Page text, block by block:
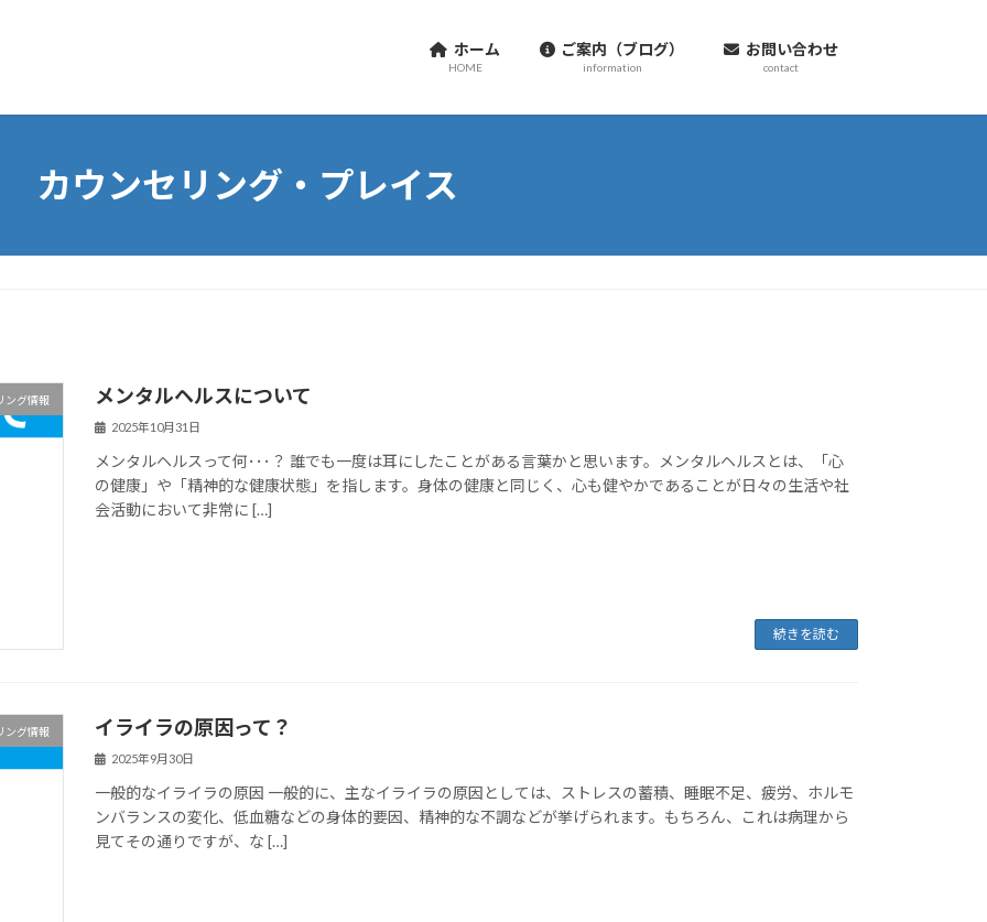
ホーム
HOME
ご案内（ブログ）
information
お問い合わせ
contact
カウンセリング・プレイス
ング情報 メンタルヘルスについて
2025年10月31日
メンタルヘルスって何･･･？ 誰でも一度は耳にしたことがある言葉かと思います。メンタルヘルスとは、「心
の健康」や「精神的な健康状態」を指します。身体の健康と同じく、心も健やかであることが日々の生活や社
会活動において非常に […]
続きを読む
ング情報 イライラの原因って？
2025年9月30日
一般的なイライラの原因 一般的に、主なイライラの原因としては、ストレスの蓄積、睡眠不足、疲労、ホルモ
ンバランスの変化、低血糖などの身体的要因、精神的な不調などが挙げられます。もちろん、これは病理から
見てその通りですが、な […]